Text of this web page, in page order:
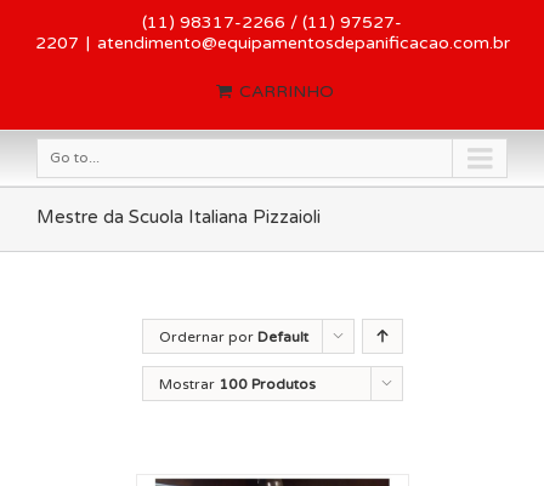
(11) 98317-2266 / (11) 97527-
2207 | atendimento@equipamentosdepanificacao.com.br
CARRINHO
Go to...
Mestre da Scuola Italiana Pizzaioli
Ordernar por Default
Order
Mostrar 100 Produtos